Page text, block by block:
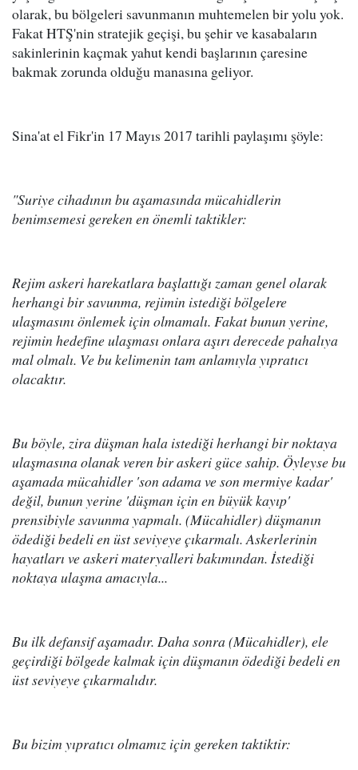
olarak, bu bölgeleri savunmanın muhtemelen bir yolu yok.
Fakat HTŞ'nin stratejik geçişi, bu şehir ve kasabaların
sakinlerinin kaçmak yahut kendi başlarının çaresine
bakmak zorunda olduğu manasına geliyor.
Sina'at el Fikr'in 17 Mayıs 2017 tarihli paylaşımı şöyle:
"Suriye cihadının bu aşamasında mücahidlerin
benimsemesi gereken en önemli taktikler:
Rejim askeri harekatlara başlattığı zaman genel olarak
herhangi bir savunma, rejimin istediği bölgelere
ulaşmasını önlemek için olmamalı. Fakat bunun yerine,
rejimin hedefine ulaşması onlara aşırı derecede pahalıya
mal olmalı. Ve bu kelimenin tam anlamıyla yıpratıcı
olacaktır.
Bu böyle, zira düşman hala istediği herhangi bir noktaya
ulaşmasına olanak veren bir askeri güce sahip. Öyleyse bu
aşamada mücahidler 'son adama ve son mermiye kadar'
değil, bunun yerine 'düşman için en büyük kayıp'
prensibiyle savunma yapmalı. (Mücahidler) düşmanın
ödediği bedeli en üst seviyeye çıkarmalı. Askerlerinin
hayatları ve askeri materyalleri bakımından. İstediği
noktaya ulaşma amacıyla...
Bu ilk defansif aşamadır. Daha sonra (Mücahidler), ele
geçirdiği bölgede kalmak için düşmanın ödediği bedeli en
üst seviyeye çıkarmalıdır.
Bu bizim yıpratıcı olmamız için gereken taktiktir: